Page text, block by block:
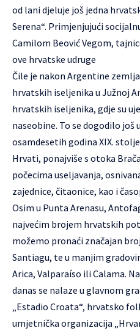
od lani djeluje još jedna
Serena“. Primjenjujući
Camilom Beović Vegom,
ove hrvatske udruge
Čile je nakon Argentine
hrvatskih iseljenika u Južnoj
hrvatskih iseljenika, gdje su
naseobine. To se dogodilo još
osamdesetih godina XIX.
Hrvati, ponajviše s otoka
počecima useljavanja,
zajednice, čitaonice, kao i
Osim u Punta Arenasu,
najvećim brojem hrvatskih
možemo pronaći značajan
Santiagu, te u manjim
Arica, Valparaíso ili Calama.
danas se nalaze u glavnom
„Estadio Croata“, hrvatsko
umjetnička organizacija